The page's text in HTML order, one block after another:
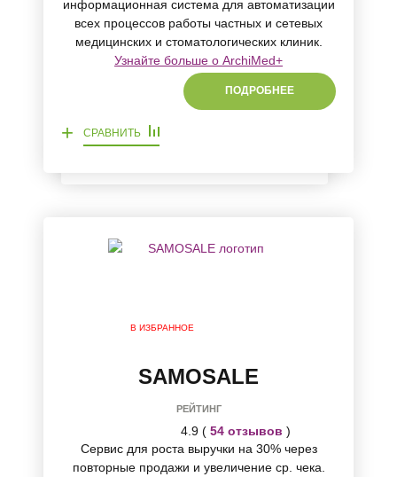
информационная система для автоматизации
всех процессов работы частных и сетевых
медицинских и стоматологических клиник.
Узнайте больше о ArchiMed+
ПОДРОБНЕЕ
+ СРАВНИТЬ
В ИЗБРАННОЕ
SAMOSALE
РЕЙТИНГ
4.9 ( 54 отзывов )
Сервис для роста выручки на 30% через
повторные продажи и увеличение ср. чека.